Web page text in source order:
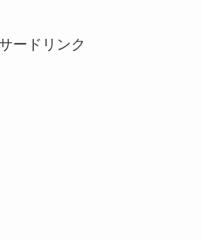
ードリンク